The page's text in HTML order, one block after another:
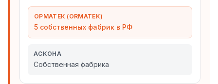
ОРМАТЕК (ORMATEK)
5 собственных фабрик в РФ
АСКОНА
Собственная фабрика